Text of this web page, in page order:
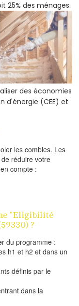
25% des ménages.
des économies
d'énergie (CEE) et
les combles. Les
réduire votre
compte :
"Eligibilité
?
du programme :
h1 et h2 et dans un
définis par le
dans la